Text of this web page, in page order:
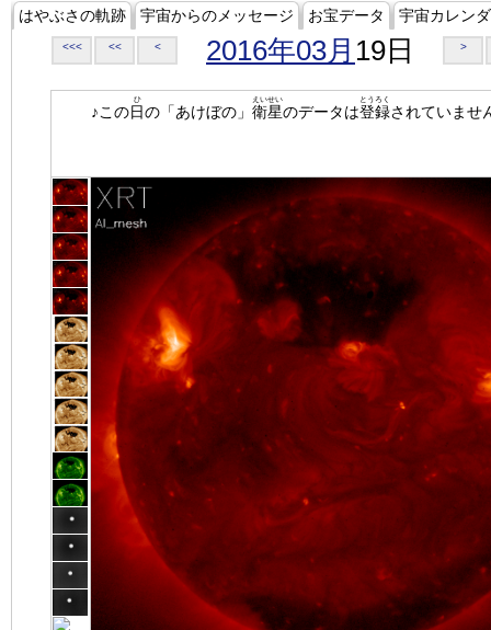
はやぶさの軌跡 宇宙からのメッセージ お宝データ 宇宙カレン
<<< << < 2016年03月 19日 >
♪この日
ひ
の「あけぼの」 衛星
えいせい
のデータは登録
とうろく
されていませ